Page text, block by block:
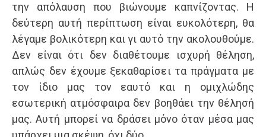
την απόλαυση που βιώνουμε καπνίζοντας. Η
δεύτερη αυτή περίπτωση είναι ευκολότερη, θα
λέγαμε βολικότερη και γι αυτό την ακολουθούμε.
Δεν είναι ότι δεν διαθέτουμε ισχυρή θέληση,
απλώς δεν έχουμε ξεκαθαρίσει τα πράγματα με
τον ίδιο μας τον εαυτό και η ομιχλώδης
εσωτερική ατμόσφαιρα δεν βοηθάει την θέλησή
μας. Αυτή μπορεί να δράσει μόνο όταν μέσα μας